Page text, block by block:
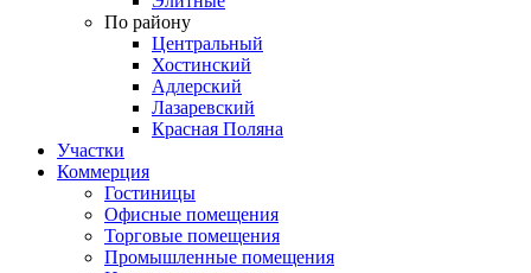
По району
Центральный
Хостинский
Адлерский
Лазаревский
Красная Поляна
Участки
Коммерция
Гостиницы
Офисные помещения
Торговые помещения
Промышленные помещения